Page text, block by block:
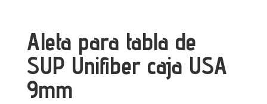
Aleta para tabla de
SUP Unifiber caja USA
9mm